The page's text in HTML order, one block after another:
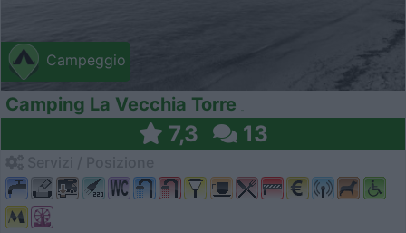
Campeggio
Camping La Vecchia Torre
7,3 13